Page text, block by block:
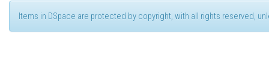
Items in DSpace are protected by copyright, with all rights reserved,